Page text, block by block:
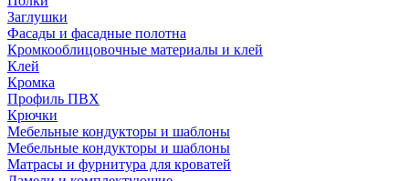
Заглушки
Фасады и фасадные полотна
Кромкооблицовочные материалы и клей
Клей
Кромка
Профиль ПВХ
Крючки
Мебельные кондукторы и шаблоны
Мебельные кондукторы и шаблоны
Матрасы и фурнитура для кроватей